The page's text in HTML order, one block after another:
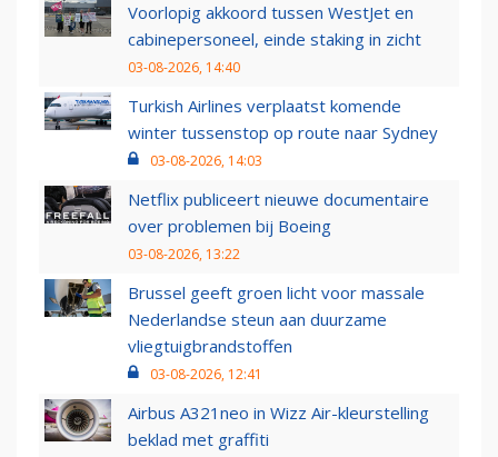
Voorlopig akkoord tussen WestJet en
cabinepersoneel, einde staking in zicht
03-08-2026, 14:40
Turkish Airlines verplaatst komende
winter tussenstop op route naar Sydney
03-08-2026, 14:03
Netflix publiceert nieuwe documentaire
over problemen bij Boeing
03-08-2026, 13:22
Brussel geeft groen licht voor massale
Nederlandse steun aan duurzame
vliegtuigbrandstoffen
03-08-2026, 12:41
Airbus A321neo in Wizz Air-kleurstelling
beklad met graffiti